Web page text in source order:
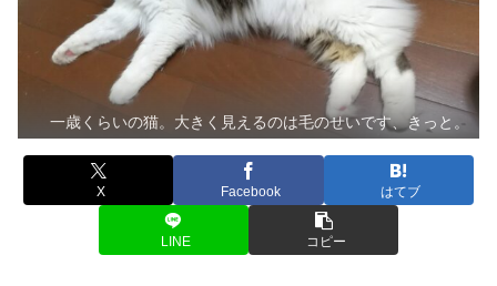
一歳くらいの猫。大きく見えるのは毛のせいです、きっと。
X Facebook はてブ
LINE コピー